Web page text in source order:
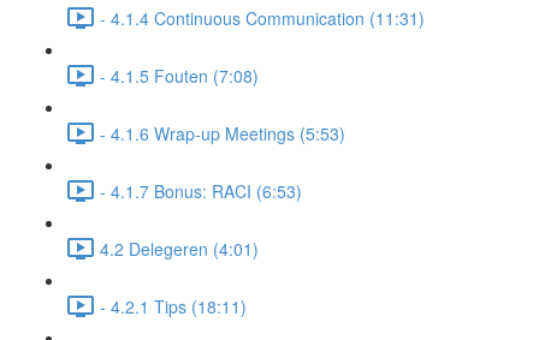
- 4.1.4 Continuous Communication (11:31)
- 4.1.5 Fouten (7:08)
- 4.1.6 Wrap-up Meetings (5:53)
- 4.1.7 Bonus: RACI (6:53)
4.2 Delegeren (4:01)
- 4.2.1 Tips (18:11)